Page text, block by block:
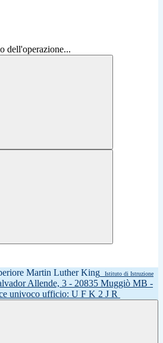
dell'operazione...
Istituto di Istruzione
Allende, 3 - 20835 Muggiò MB -
univoco ufficio: U F K 2 J R